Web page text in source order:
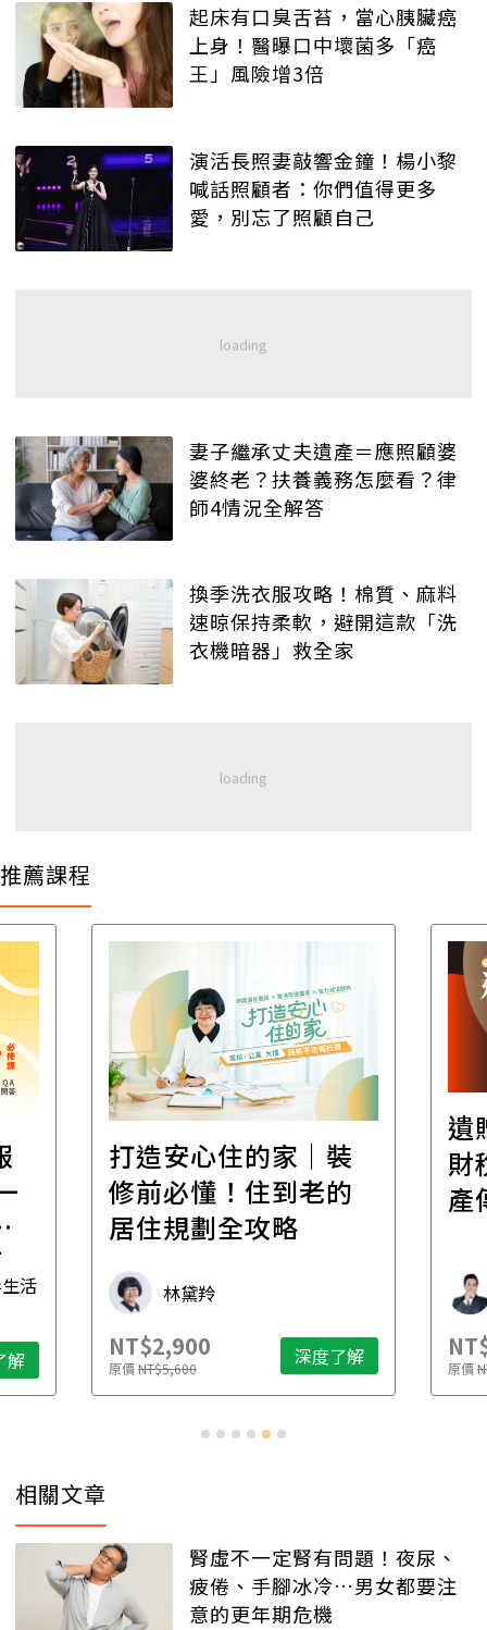
起床有口臭舌苔，當心胰臟癌
上身！醫曝口中壞菌多「癌
王」風險增3倍
演活長照妻敲響金鐘！楊小黎
喊話照顧者：你們值得更多
愛，別忘了照顧自己
妻子繼承丈夫遺產＝應照顧婆
婆終老？扶養義務怎麼看？律
師4情況全解答
換季洗衣服攻略！棉質、麻料
速晾保持柔軟，避開這款「洗
衣機暗器」救全家
推薦課程
活
解
打造安心住的家｜裝
修前必懂！住到老的
居住規劃全攻略
林黛羚
NT$2,900
原價NT$5,600 深度了解
遺
財
產
原價
相關文章
腎虛不一定腎有問題！夜尿、
疲倦、手腳冰冷…男女都要注
意的更年期危機